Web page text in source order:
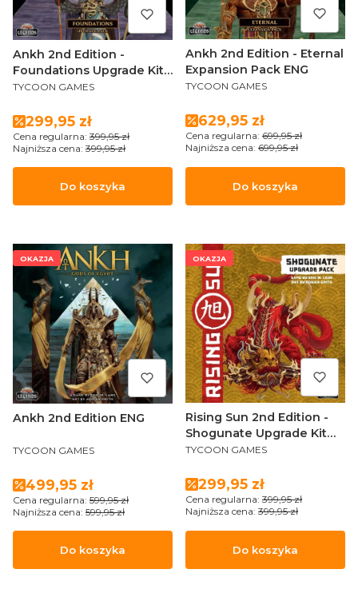
Ankh 2nd Edition -
Foundations Upgrade Kit
ENG
PRODUCENT
TYCOON GAMES
Cena promocyjna
299,95 zł
Cena regularna: 399,95 zł
Najniższa cena: 399,95 zł
Do koszyka
Ankh 2nd Edition - Eternal
Expansion Pack ENG
PRODUCENT
TYCOON GAMES
Cena promocyjna
629,95 zł
Cena regularna: 699,95 zł
Najniższa cena: 699,95 zł
Do koszyka
OKAZJA
Ankh 2nd Edition ENG
PRODUCENT
TYCOON GAMES
Cena promocyjna
499,95 zł
Cena regularna: 599,95 zł
Najniższa cena: 599,95 zł
Do koszyka
OKAZJA
Rising Sun 2nd Edition -
Shogunate Upgrade Kit
ENG
PRODUCENT
TYCOON GAMES
Cena promocyjna
299,95 zł
Cena regularna: 399,95 zł
Najniższa cena: 399,95 zł
Do koszyka